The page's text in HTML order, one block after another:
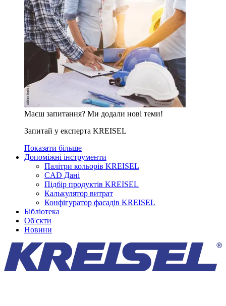
Маєш запитання? Ми додали нові теми!
Запитай у експерта KREISEL
Показати більше
Допоміжні інструменти
Палітри кольорів KREISEL
CAD Дані
Підбір продуктів KREISEL
Калькулятор витрат
Конфігуратор фасадів KREISEL
Бібліотека
Об'єкти
Новини